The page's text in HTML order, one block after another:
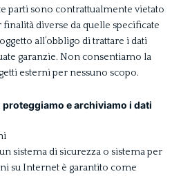
parti sono contrattualmente vietato
diverse da quelle specificate
all’obbligo di trattare i dati
garanzie. Non consentiamo la
esterni per nessuno scopo.
e archiviamo i dati
sistema di sicurezza o sistema per
su Internet è garantito come